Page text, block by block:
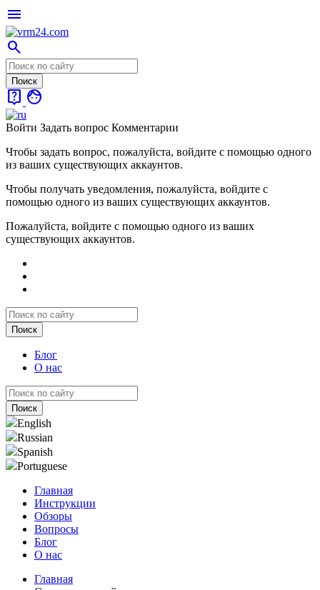
menu
search
live_help face
Войти Задать вопрос Комментарии
Чтобы задать вопрос, пожалуйста, войдите с помощью одного
из ваших существующих аккаунтов.
Чтобы получать уведомления, пожалуйста, войдите с
помощью одного из ваших существующих аккаунтов.
Пожалуйста, войдите с помощью одного из ваших
существующих аккаунтов.
Блог
О нас
English
Russian
Spanish
Portuguese
Главная
Инструкции
Обзоры
Вопросы
Блог
О нас
Главная